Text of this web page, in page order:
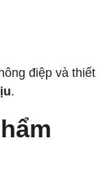
điệp và thiết
.